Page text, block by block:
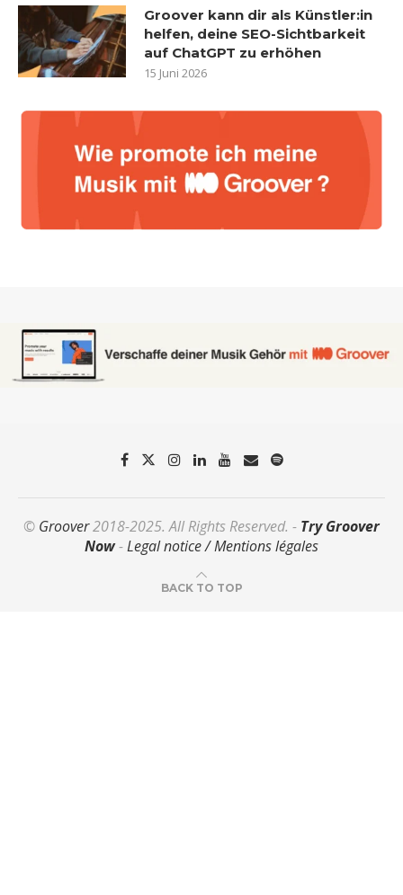
Groover kann dir als Künstler:in
helfen, deine SEO-Sichtbarkeit
auf ChatGPT zu erhöhen
15 Juni 2026
© Groover2018-2025. All Rights Reserved. - Try Groover
Now-Legal notice / Mentions légales
BACK TO TOP